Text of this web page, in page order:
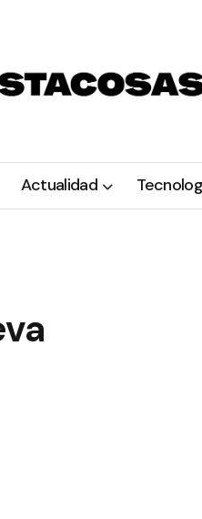
Actualidad